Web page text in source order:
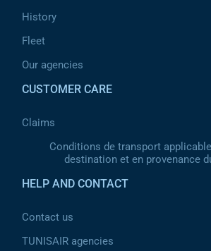
History
Fleet
Our agencies
CUSTOMER CARE
Claims
Conditions de transport
destination et en provenance
HELP AND CONTACT
Contact us
TUNISAIR agencies